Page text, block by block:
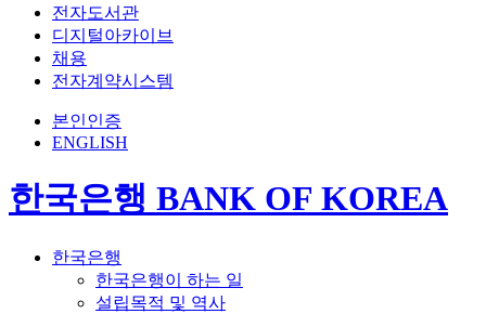
전자도서관
디지털아카이브
채용
전자계약시스템
본인인증
ENGLISH
한국은행 BANK OF KOREA
한국은행
한국은행이 하는 일
설립목적 및 역사